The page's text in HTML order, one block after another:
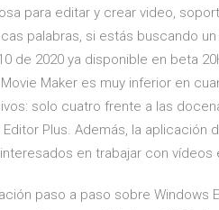
para editar y crear video,
palabras, si estás buscando
de 2020 ya disponible en beta
Maker es muy inferior en
solo cuatro frente a las
Plus. Además, la aplicación
en trabajar con vídeos
paso a paso sobre Windows